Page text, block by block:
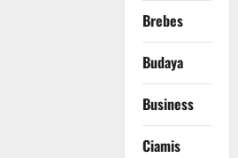
Brebes
Budaya
Business
Ciamis